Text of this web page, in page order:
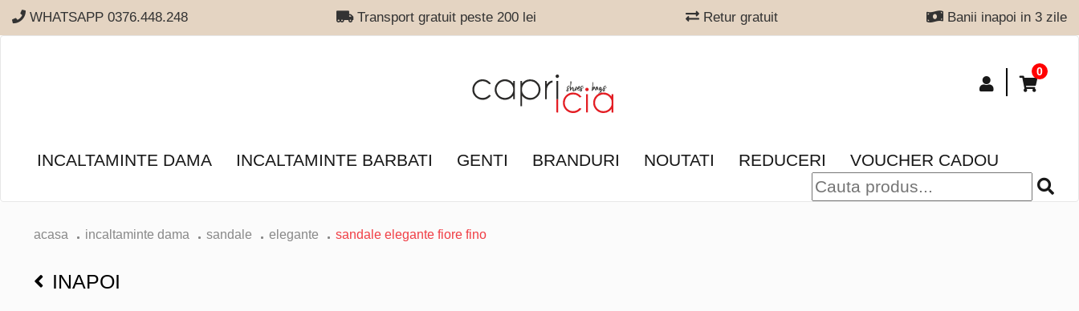
WHATSAPP 0376.448.248 Transport gratuit peste 200 lei Retur gratuit Banii inapoi in 3 zile
0
INCALTAMINTE DAMA INCALTAMINTE BARBATI GENTI BRANDURI NOUTATI REDUCERI VOUCHER CADOU
acasa incaltaminte dama sandale elegante sandale elegante fiore fino
INAPOI